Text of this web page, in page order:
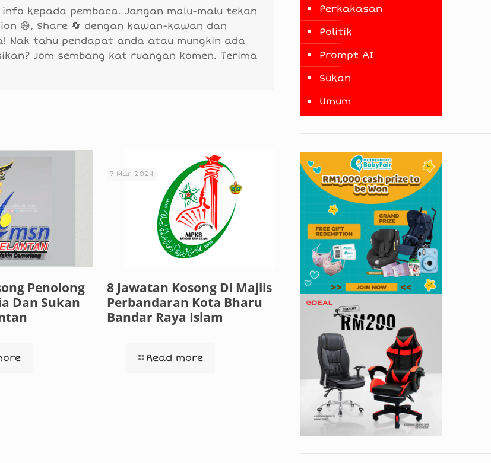
kepada pembaca. Jangan malu-malu tekan
😄, Share 🔄 dengan kawan-kawan dan
Nak tahu pendapat anda atau mungkin ada
Jom sembang kat ruangan komen. Terima
Penolong
Dan Sukan
7 Mar 2024
8 Jawatan Kosong Di Majlis
Perbandaran Kota Bharu
Bandar Raya Islam
Read more
Perkakasan
Politik
Prompt AI
Sukan
Umum